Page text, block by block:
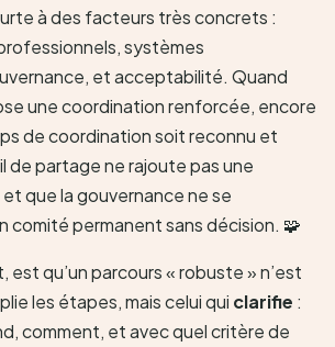
à des facteurs très concrets :
systèmes
et acceptabilité. Quand
une coordination renforcée, encore
de coordination soit reconnu et
de partage ne rajoute pas une
que la gouvernance ne se
comité permanent sans décision. 🧩
est qu’un parcours « robuste » n’est
les étapes, mais celui qui clarifie :
comment, et avec quel critère de